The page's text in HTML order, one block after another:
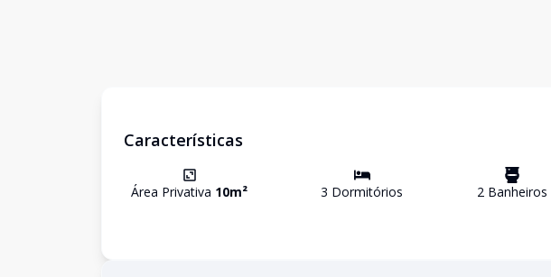
Características
Área Privativa 10m² 3 Dormitórios 2Banheiros